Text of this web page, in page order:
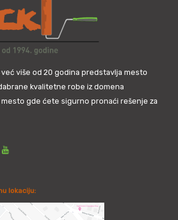
već više od 20 godina predstavlja mesto
kvalitetne robe iz domena
gde ćete sigurno pronaći rešenje za
lokaciju: